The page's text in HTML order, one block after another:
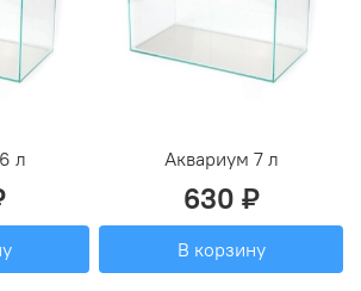
л Аквариум 7 л
630 ₽
В корзину